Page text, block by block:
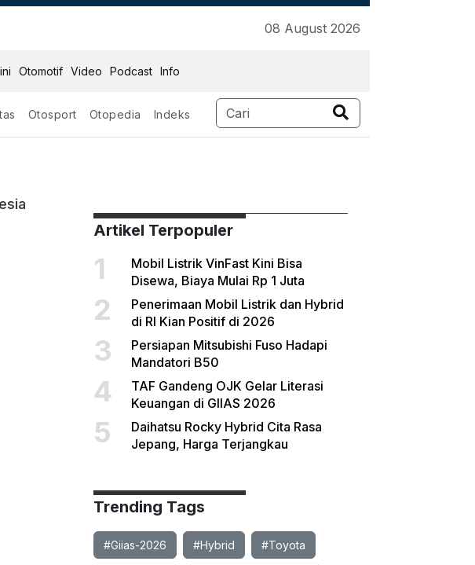
08 August 2026
Otomotif Video Podcast Info
Otosport Otopedia Indeks
Artikel Terpopuler
1
Mobil Listrik VinFast Kini Bisa
Disewa, Biaya Mulai Rp 1 Juta
2
Penerimaan Mobil Listrik dan Hybrid
di RI Kian Positif di 2026
3
Persiapan Mitsubishi Fuso Hadapi
Mandatori B50
4
TAF Gandeng OJK Gelar Literasi
Keuangan di GIIAS 2026
5
Daihatsu Rocky Hybrid Cita Rasa
Jepang, Harga Terjangkau
Trending Tags
#Giias-2026 #Hybrid #Toyota